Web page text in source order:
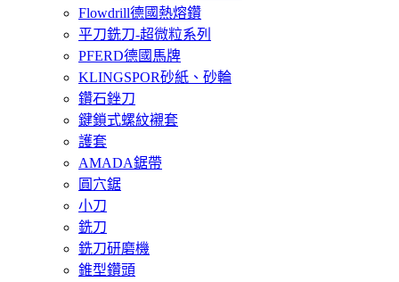
Flowdrill德國熱熔鑽
平刀銑刀-超微粒系列
PFERD德國馬牌
KLINGSPOR砂紙、砂輪
鑽石銼刀
鍵鎖式螺紋襯套
護套
AMADA鋸帶
圓穴鋸
小刀
銑刀
銑刀研磨機
錐型鑽頭